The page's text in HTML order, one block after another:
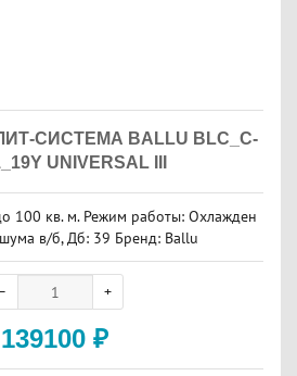
СИСТЕМА BALLU BLC_C-
UNIVERSAL III
100 кв. м. Режим работы: Охлажден
в/б, Дб: 39 Бренд: Ballu
139100 ₽